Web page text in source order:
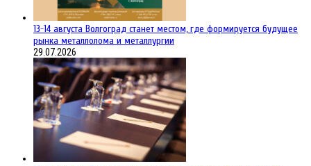
13-14 августа Волгоград станет местом, где формируется будущее
рынка металлолома и металлургии
29.07.2026